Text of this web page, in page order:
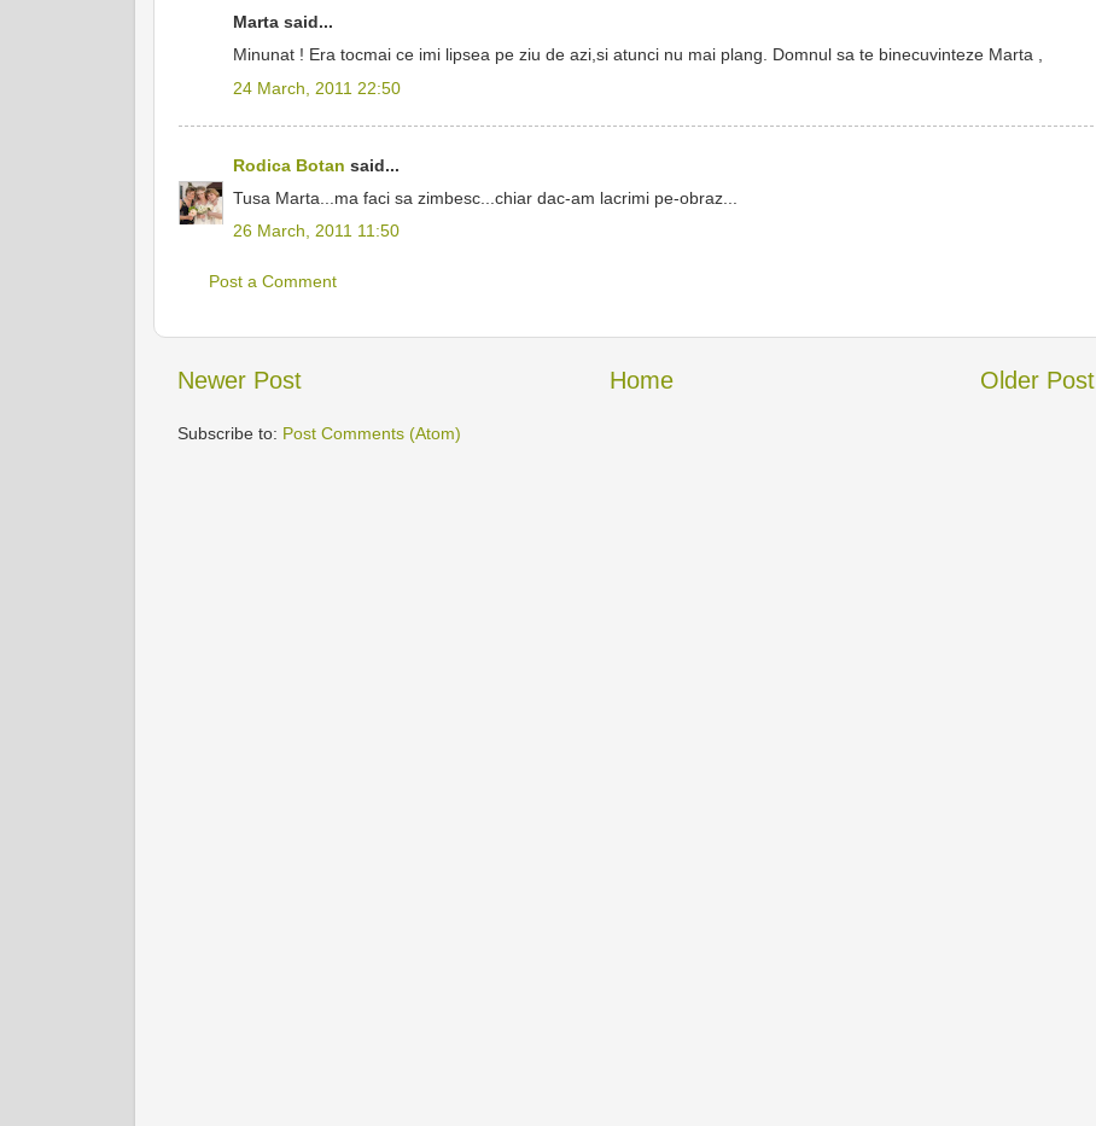
Marta said...
Minunat ! Era tocmai ce imi lipsea pe ziu de azi,si atunci nu mai plang. Domnul sa te binecuvinteze Marta ,
24 March, 2011 22:50
Rodica Botan said...
Tusa Marta...ma faci sa zimbesc...chiar dac-am lacrimi pe-obraz...
26 March, 2011 11:50
Post a Comment
Newer Post Older Post
Home
Subscribe to: Post Comments (Atom)